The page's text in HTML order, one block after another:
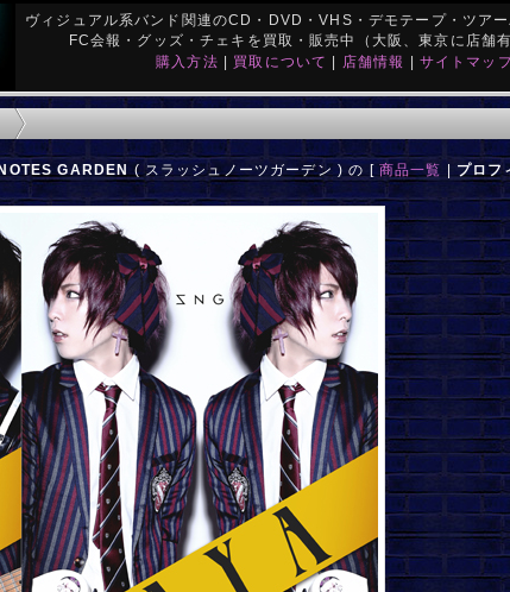
ヴィジュアル系バンド関連のCD・DVD・VHS・デモテープ・ツアー
FC会報・グッズ・チェキを買取・販売中（大阪、東京に店舗有
購入方法 | 買取について | 店舗情報 | サイトマッ
GARDEN ( スラッシュノーツガーデン ) の [ 商品一覧 | プロフ